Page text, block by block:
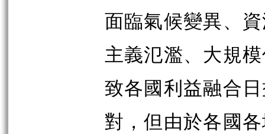
面臨氣候變異、
主義氾濫、大規
致各國利益融合
對，但由於各國